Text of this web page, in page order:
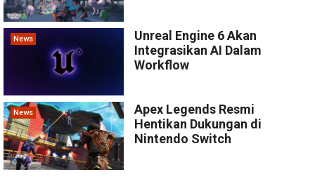
News
Unreal Engine 6 Akan
Integrasikan AI Dalam
Workflow
News
Apex Legends Resmi
Hentikan Dukungan di
Nintendo Switch